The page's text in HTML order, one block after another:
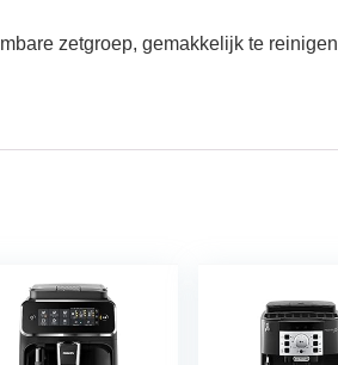
zetgroep, gemakkelijk te reinigen